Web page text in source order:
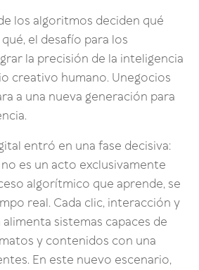
los algoritmos deciden qué
el desafío para los
la precisión de la inteligencia
creativo humano. Unegocios
a una nueva generación para
entró en una fase decisiva:
es un acto exclusivamente
algorítmico que aprende, se
real. Cada clic, interacción y
sistemas capaces de
y contenidos con una
En este nuevo escenario,